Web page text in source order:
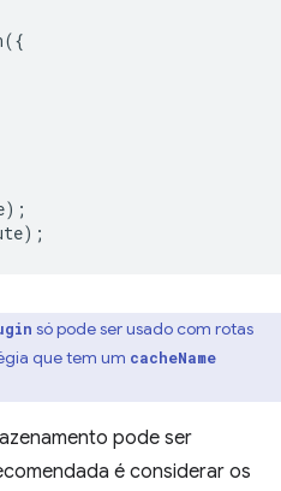
({
);
);
só pode ser usado com rotas
que tem um cacheName
pode ser
é considerar os